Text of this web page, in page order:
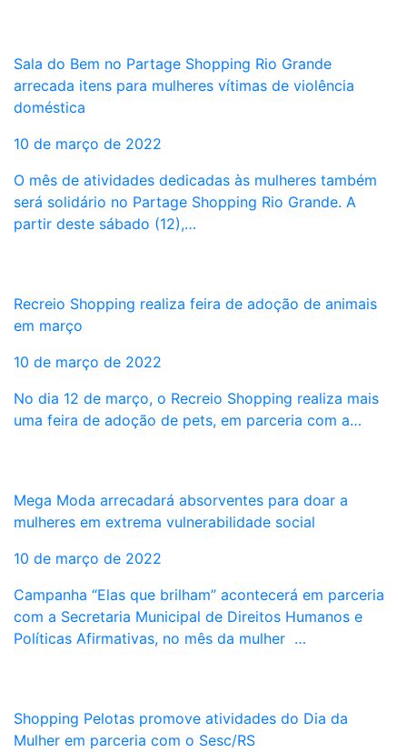
Sala do Bem no Partage Shopping Rio Grande
arrecada itens para mulheres vítimas de violência
doméstica
10 de março de 2022
O mês de atividades dedicadas às mulheres também
será solidário no Partage Shopping Rio Grande. A
partir deste sábado (12),…
Recreio Shopping realiza feira de adoção de animais
em março
10 de março de 2022
No dia 12 de março, o Recreio Shopping realiza mais
uma feira de adoção de pets, em parceria com a…
Mega Moda arrecadará absorventes para doar a
mulheres em extrema vulnerabilidade social
10 de março de 2022
Campanha “Elas que brilham” acontecerá em parceria
com a Secretaria Municipal de Direitos Humanos e
Políticas Afirmativas, no mês da mulher …
Shopping Pelotas promove atividades do Dia da
Mulher em parceria com o Sesc/RS